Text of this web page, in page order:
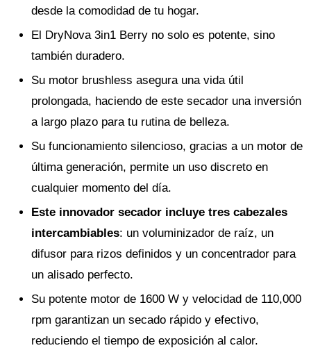
desde la comodidad de tu hogar.
El DryNova 3in1 Berry no solo es potente, sino
también duradero.
Su motor brushless asegura una vida útil
prolongada, haciendo de este secador una inversión
a largo plazo para tu rutina de belleza.
Su funcionamiento silencioso, gracias a un motor de
última generación, permite un uso discreto en
cualquier momento del día.
Este innovador secador incluye tres cabezales
intercambiables: un voluminizador de raíz, un
difusor para rizos definidos y un concentrador para
un alisado perfecto.
Su potente motor de 1600 W y velocidad de 110,000
rpm garantizan un secado rápido y efectivo,
reduciendo el tiempo de exposición al calor.